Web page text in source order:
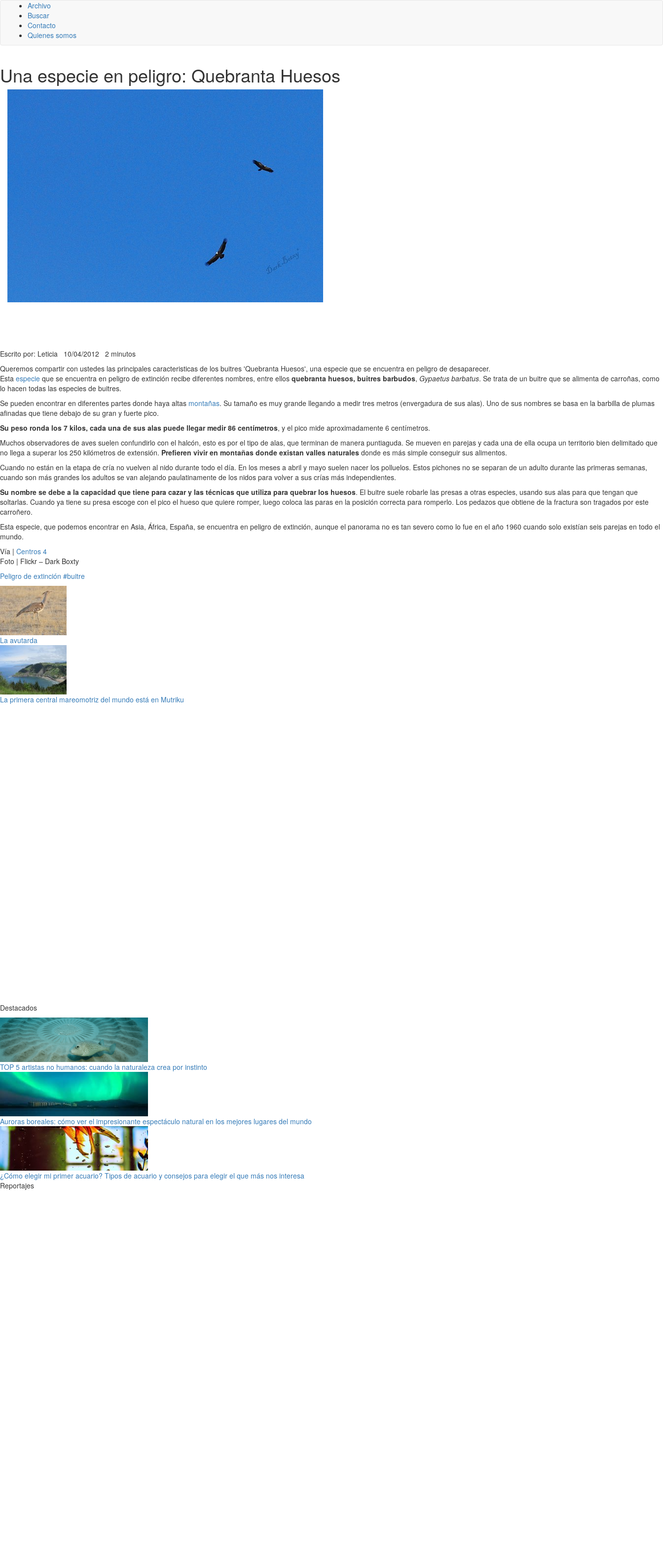
Archivo
Buscar
Contacto
Quienes somos
Una especie en peligro: Quebranta Huesos
Escrito por: Leticia 10/04/2012 2 minutos
Queremos compartir con ustedes las principales caracteristicas de los buitres 'Quebranta Huesos', una especie que se encuentra en peligro de desaparecer.
Esta especie que se encuentra en peligro de extinción recibe diferentes nombres, entre ellos quebranta huesos, buitres barbudos, Gypaetus barbatus. Se trata de un buitre que se alimenta de carroñas, como
lo hacen todas las especies de buitres.
Se pueden encontrar en diferentes partes donde haya altas montañas. Su tamaño es muy grande llegando a medir tres metros (envergadura de sus alas). Uno de sus nombres se basa en la barbilla de plumas
afinadas que tiene debajo de su gran y fuerte pico.
Su peso ronda los 7 kilos, cada una de sus alas puede llegar medir 86 centímetros, y el pico mide aproximadamente 6 centímetros.
Muchos observadores de aves suelen confundirlo con el halcón, esto es por el tipo de alas, que terminan de manera puntiaguda. Se mueven en parejas y cada una de ella ocupa un territorio bien delimitado que
no llega a superar los 250 kilómetros de extensión. Prefieren vivir en montañas donde existan valles naturales donde es más simple conseguir sus alimentos.
Cuando no están en la etapa de cría no vuelven al nido durante todo el día. En los meses a abril y mayo suelen nacer los polluelos. Estos pichones no se separan de un adulto durante las primeras semanas,
cuando son más grandes los adultos se van alejando paulatinamente de los nidos para volver a sus crías más independientes.
Su nombre se debe a la capacidad que tiene para cazar y las técnicas que utiliza para quebrar los huesos. El buitre suele robarle las presas a otras especies, usando sus alas para que tengan que
soltarlas. Cuando ya tiene su presa escoge con el pico el hueso que quiere romper, luego coloca las paras en la posición correcta para romperlo. Los pedazos que obtiene de la fractura son tragados por este
carroñero.
Esta especie, que podemos encontrar en Asia, África, España, se encuentra en peligro de extinción, aunque el panorama no es tan severo como lo fue en el año 1960 cuando solo existían seis parejas en todo el
mundo.
Vía | Centros 4
Foto | Flickr – Dark Boxty
Peligro de extinción #buitre
La avutarda
La primera central mareomotriz del mundo está en Mutriku
Destacados
TOP 5 artistas no humanos: cuando la naturaleza crea por instinto
Auroras boreales: cómo ver el impresionante espectáculo natural en los mejores lugares del mundo
¿Cómo elegir mi primer acuario? Tipos de acuario y consejos para elegir el que más nos interesa
Reportajes